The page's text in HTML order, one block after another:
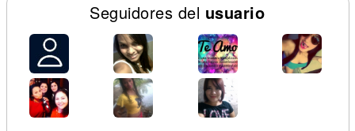
Seguidores del usuario